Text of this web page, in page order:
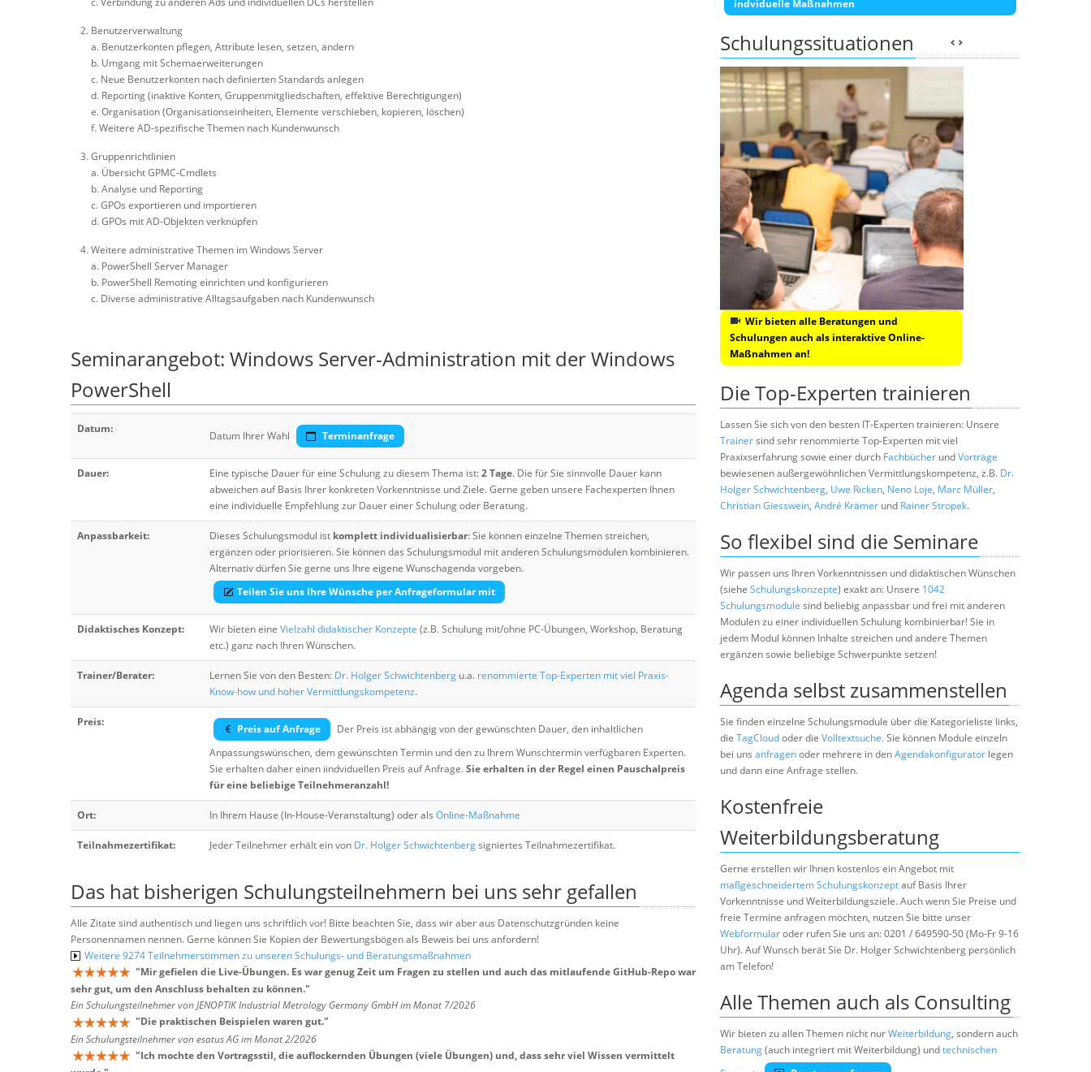
Benutzerverwaltung
a. Benutzerkonten pflegen, Attribute lesen, setzen, ändern
b. Umgang mit Schemaerweiterungen
c. Neue Benutzerkonten nach definierten Standards anlegen
d. Reporting (inaktive Konten, Gruppenmitgliedschaften, effektive Berechtigungen)
e. Organisation (Organisationseinheiten, Elemente verschieben, kopieren, löschen)
f. Weitere AD-spezifische Themen nach Kundenwunsch
Gruppenrichtlinien
a. Übersicht GPMC-Cmdlets
b. Analyse und Reporting
c. GPOs exportieren und importieren
d. GPOs mit AD-Objekten verknüpfen
Weitere administrative Themen im Windows Server
a. PowerShell Server Manager
b. PowerShell Remoting einrichten und konfigurieren
c. Diverse administrative Alltagsaufgaben nach Kundenwunsch
Seminarangebot: Windows Server-Administration mit der Windows
PowerShell
Datum:
Datum Ihrer Wahl Terminanfrage
Dauer: Eine typische Dauer für eine Schulung zu diesem Thema ist:2 Tage. Die für Sie sinnvolle Dauer kann
abweichen auf Basis Ihrer konkreten Vorkenntnisse und Ziele. Gerne geben unsere Fachexperten Ihnen
eine individuelle Empfehlung zur Dauer einer Schulung oder Beratung.
Anpassbarkeit: Dieses Schulungsmodul ist komplett individualisierbar: Sie können einzelne Themen streichen,
ergänzen oder priorisieren. Sie können das Schulungsmodul mit anderen Schulungsmodulen kombinieren.
Alternativ dürfen Sie gerne uns Ihre eigene Wunschagenda vorgeben.
Teilen Sie uns Ihre Wünsche per Anfrageformular mit
Didaktisches Konzept: Wir bieten eine Vielzahl didaktischer Konzepte (z.B. Schulung mit/ohne PC-Übungen, Workshop, Beratung
etc.) ganz nach Ihren Wünschen.
Trainer/Berater: Lernen Sie von den Besten: Dr. Holger Schwichtenberg u.a. renommierte Top-Experten mit viel Praxis-
Know-how und hoher Vermittlungskompetenz.
Preis:
Preis auf Anfrage
Der Preis ist abhängig von der gewünschten Dauer, den inhaltlichen
Anpassungswünschen, dem gewünschten Termin und den zu Ihrem Wunschtermin verfügbaren Experten.
Sie erhalten daher einen iindviduellen Preis auf Anfrage.Sie erhalten in der Regel einen Pauschalpreis
für eine beliebige Teilnehmeranzahl!
Ort: In Ihrem Hause (In-House-Veranstaltung) oder als Online-Maßnahme
Teilnahmezertifikat: Jeder Teilnehmer erhält ein von Dr. Holger Schwichtenbergsigniertes Teilnahmezertifikat.
Das hat bisherigen Schulungsteilnehmern bei uns sehr gefallen
Alle Zitate sind authentisch und liegen uns schriftlich vor! Bitte beachten Sie, dass wir aber aus Datenschutzgründen keine
Personennamen nennen. Gerne können Sie Kopien der Bewertungsbögen als Beweis bei uns anfordern!
Weitere 9274 Teilnehmerstimmen zu unseren Schulungs- und Beratungsmaßnahmen
"Mir gefielen die Live-Übungen. Es war genug Zeit um Fragen zu stellen und auch das mitlaufende GitHub-Repo war
sehr gut, um den Anschluss behalten zu können."
Ein Schulungsteilnehmer von JENOPTIK Industrial Metrology Germany GmbH im Monat 7/2026
"Die praktischen Beispielen waren gut."
Ein Schulungsteilnehmer von esatus AG im Monat 2/2026
"Ich mochte den Vortragsstil, die auflockernden Übungen (viele Übungen) und, dass sehr viel Wissen vermittelt
indviduelle Maßnahmen
Schulungssituationen
Wir bieten alle Beratungen und
Schulungen auch als interaktive Online-
Maßnahmen an!
Die Top-Experten trainieren
Lassen Sie sich von den besten IT-Experten trainieren: Unsere
Trainersind sehr renommierte Top-Experten mit viel
Praxixserfahrung sowie einer durch Fachbücher undVorträge
bewiesenen außergewöhnlichen Vermittlungskompetenz, z.B. Dr.
Holger Schwichtenberg, Uwe Ricken, Neno Loje, Marc Müller,
Christian Giesswein, André Krämer und Rainer Stropek.
So flexibel sind die Seminare
Wir passen uns Ihren Vorkenntnissen und didaktischen Wünschen
(siehe Schulungskonzepte) exakt an: Unsere 1042
Schulungsmodule sind beliebig anpassbar und frei mit anderen
Modulen zu einer individuellen Schulung kombinierbar! Sie in
jedem Modul können Inhalte streichen und andere Themen
ergänzen sowie beliebige Schwerpunkte setzen!
Agenda selbst zusammenstellen
Sie finden einzelne Schulungsmodule über die Kategorieliste links,
die TagCloudoder die Volltextsuche. Sie können Module einzeln
bei uns anfragenoder mehrere in denAgendakonfigurator legen
und dann eine Anfrage stellen.
Kostenfreie
Weiterbildungsberatung
Gerne erstellen wir Ihnen kostenlos ein Angebot mit
maßgeschneidertem Schulungskonzeptauf Basis Ihrer
Vorkenntnisse und Weiterbildungsziele. Auch wenn Sie Preise und
freie Termine anfragen möchten, nutzen Sie bitte unser
Webformularoder rufen Sie uns an: 0201 / 649590-50 (Mo-Fr 9-16
Uhr). Auf Wunsch berät Sie Dr. Holger Schwichtenberg persönlich
am Telefon!
Alle Themen auch als Consulting
Wir bieten zu allen Themen nicht nurWeiterbildung, sondern auch
Beratung(auch integriert mit Weiterbildung) undtechnischen